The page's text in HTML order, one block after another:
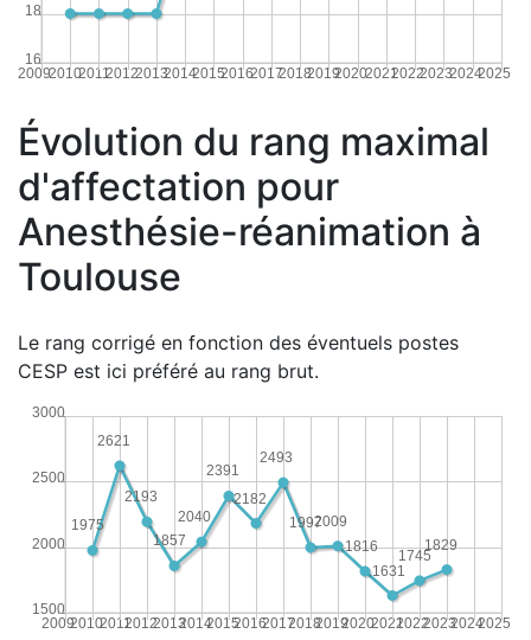
20092010201120122013201420152016201720182019202020212022202320242025
16
18
Évolution du rang maximal
d'affectation pour
Anesthésie-réanimation à
Toulouse
Le rang corrigé en fonction des éventuels postes
CESP est ici préféré au rang brut.
20092010201120122013201420152016201720182019202020212022202320242025
1500
2000
2500
3000
1829
1745
1631
1816
2009
1997
2493
2182
2391
2040
1857
2193
2621
1975